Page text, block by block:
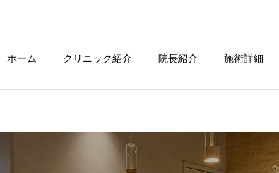
ホーム クリニック紹介 院長紹介 施術詳細